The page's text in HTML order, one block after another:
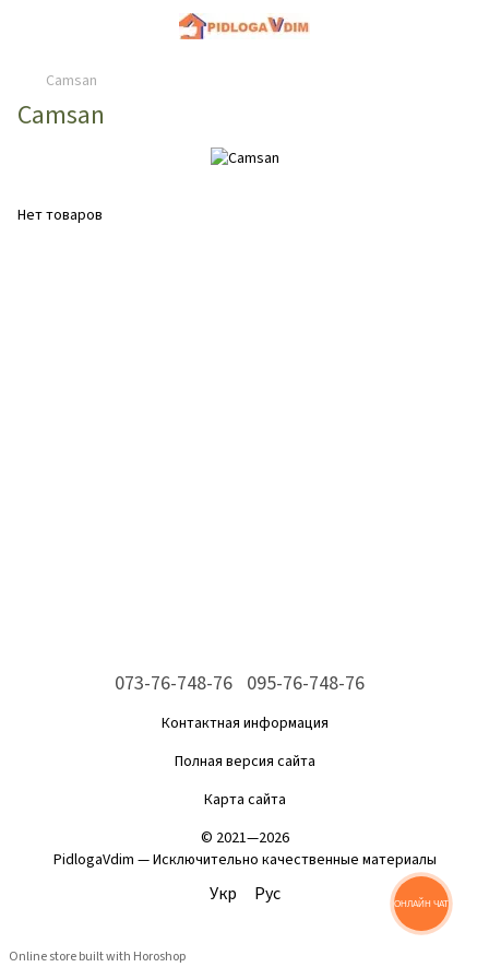
Camsan
Camsan
Нет товаров
073-76-748-76 095-76-748-76
Контактная информация
Полная версия сайта
Карта сайта
© 2021—2026
PidlogaVdim — Исключительно качественные материалы
Укр Рус
Online store built with Horoshop
ОНЛАЙН ЧАТ